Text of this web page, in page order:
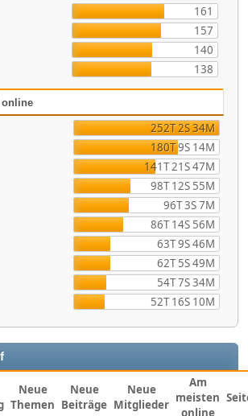
161
157
140
138
online
252T 2S 34M
180T 9S 14M
141T 21S 47M
98T 12S 55M
96T 3S 7M
86T 14S 56M
63T 9S 46M
62T 5S 49M
54T 7S 34M
52T 16S 10M
Neue
Themen
Neue
Beiträge
Neue
Mitglieder
Am
meisten
online